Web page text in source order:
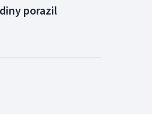
porazil